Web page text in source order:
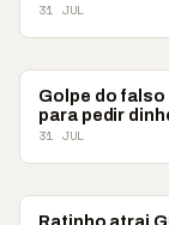
31 JUL
COLUNISTAS
Golpe do
para pedir
31 JUL
COLUNISTAS